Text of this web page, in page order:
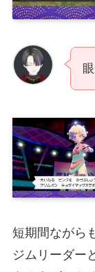
短期間ながら
ジムリーダー